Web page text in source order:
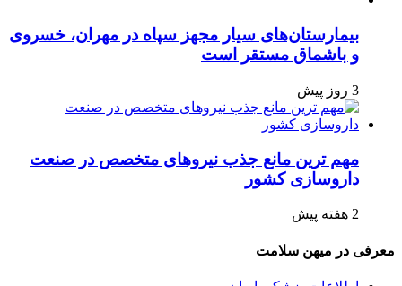
بیمارستان‌های سیار مجهز سپاه در مهران، خسروی
و باشماق مستقر است
3 روز پیش
مهم ترین مانع جذب نیروهای متخصص در صنعت
داروسازی کشور
2 هفته پیش
معرفی در میهن سلامت